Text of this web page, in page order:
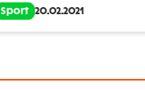
Sport 20.02.2021